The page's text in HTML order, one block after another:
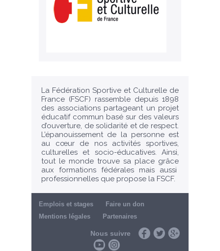
La Fédération Sportive et Culturelle de
France (FSCF) rassemble depuis 1898
des associations partageant un projet
éducatif commun basé sur des valeurs
d’ouverture, de solidarité et de respect.
L’épanouissement de la personne est
au cœur de nos activités sportives,
culturelles et socio-éducatives. Ainsi,
tout le monde trouve sa place grâce
aux formations fédérales mais aussi
professionnelles que propose la FSCF.
Emplois et stages
Faire un don
Mentions légales
Partenaires
Nous suivre